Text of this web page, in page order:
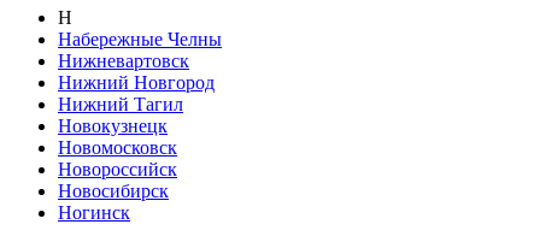
Н
Набережные Челны
Нижневартовск
Нижний Новгород
Нижний Тагил
Новокузнецк
Новомосковск
Новороссийск
Новосибирск
Ногинск